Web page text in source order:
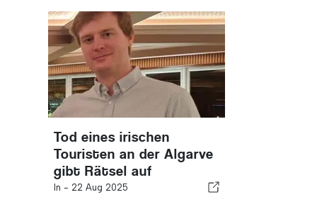
Tod eines irischen
Touristen an der Algarve
gibt Rätsel auf
In - 22 Aug 2025